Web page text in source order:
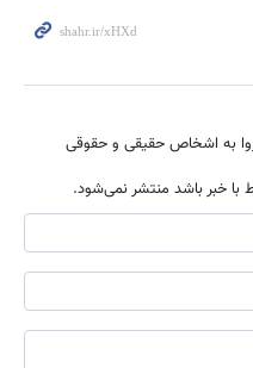
به اشخاص حقیقی و حقوقی
با خبر باشد منتشر نمی‌شود.